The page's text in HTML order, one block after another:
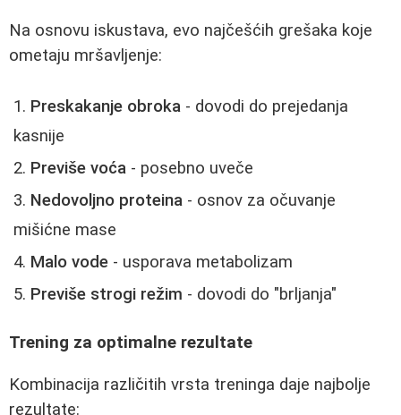
Na osnovu iskustava, evo najčešćih grešaka koje
ometaju mršavljenje:
Preskakanje obroka - dovodi do prejedanja
kasnije
Previše voća - posebno uveče
Nedovoljno proteina - osnov za očuvanje
mišićne mase
Malo vode - usporava metabolizam
Previše strogi režim - dovodi do "brljanja"
Trening za optimalne rezultate
Kombinacija različitih vrsta treninga daje najbolje
rezultate: